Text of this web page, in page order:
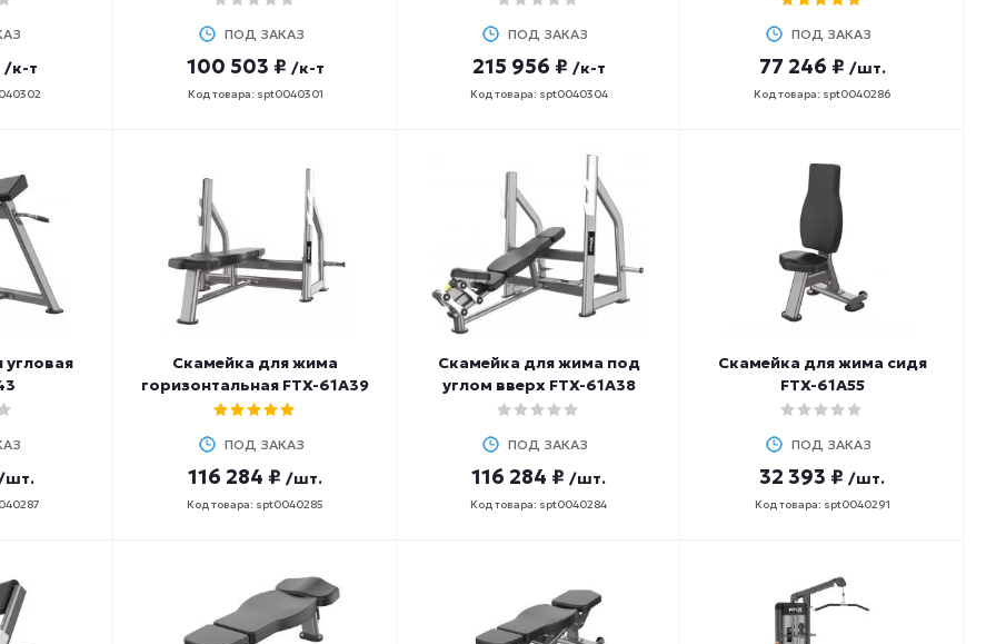
/к-т
ПОД ЗАКАЗ
100 503 ₽ /к-т
Код товара: spt0040301
ПОД ЗАКАЗ
215 956 ₽ /к-т
Код товара: spt0040304
ПОД ЗАКАЗ
77 246 ₽ /шт.
Код товара: spt0040286
угловая
шт.
Скамейка для жима
горизонтальная FTX-61A39
ПОД ЗАКАЗ
116 284 ₽ /шт.
Код товара: spt0040285
Скамейка для жима под
углом вверх FTX-61A38
ПОД ЗАКАЗ
116 284 ₽ /шт.
Код товара: spt0040284
Скамейка для жима сидя
FTX-61A55
ПОД ЗАКАЗ
32 393 ₽ /шт.
Код товара: spt0040291